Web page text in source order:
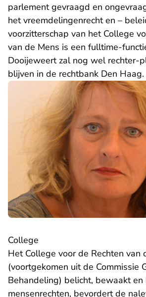
parlement gevraagd en
het vreemdelingenrecht en –
voorzitterschap van het College
van de Mens is een fulltime-
Dooijeweert zal nog wel rechter-
blijven in de rechtbank Den Haag.
College
Het College voor de Rechten van
(voortgekomen uit de Commissie
Behandeling) belicht, bewaakt en
mensenrechten, bevordert de